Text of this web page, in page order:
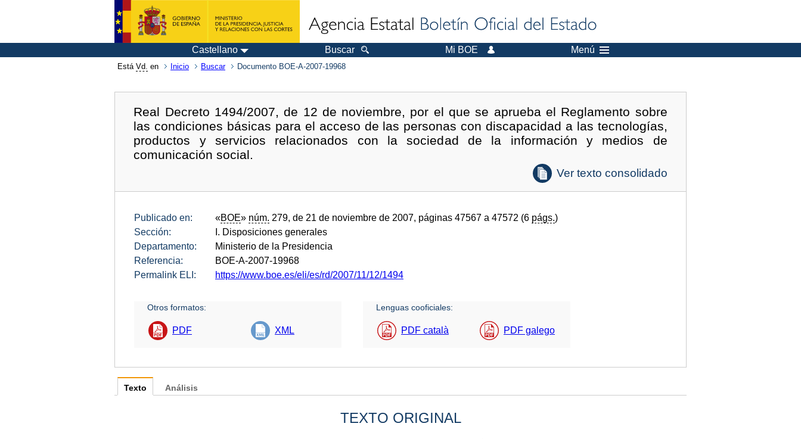
Castellano Buscar Mi BOE Menú
Está Vd. en Inicio Buscar Documento BOE-A-2007-19968
Real Decreto 1494/2007, de 12 de noviembre, por el que se aprueba el Reglamento sobre
las condiciones básicas para el acceso de las personas con discapacidad a las tecnologías,
productos y servicios relacionados con la sociedad de la información y medios de
comunicación social.
Ver texto consolidado
Publicado en: «BOE» núm. 279, de 21 de noviembre de 2007, páginas 47567 a 47572 (6 págs.)
Sección:
I. Disposiciones generales
Departamento:
Ministerio de la Presidencia
Referencia:
BOE-A-2007-19968
Permalink ELI:
https://www.boe.es/eli/es/rd/2007/11/12/1494
Otros formatos:
PDF XML
Lenguas cooficiales:
PDF català PDF galego
Texto
TEXTO ORIGINAL
Análisis